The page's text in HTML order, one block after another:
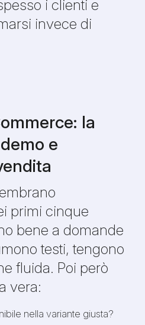
i clienti e
invece di
la
e
primi cinque
bene a domande
testi, tengono
fluida. Poi però
vera:
nella variante giusta?